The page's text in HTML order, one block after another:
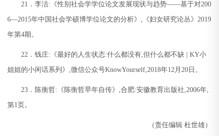
21 ．李洁: 《性别社会学学位论文发展现状与趋势——基于对200
6—2015年中国社会学硕博学位论文的分析》 , 《妇女研究论丛》 2019
年第4期。
22 ．钱庄: 《最好的人生状态:什么都没有,但什么都不缺 | KY小
姐姐的小闲话系列》 ,微信公众号KnowYourself,2018年12月 20 日。
23 ．陈衡哲: 《陈衡哲早年自传》 ,合肥:安徽教育出版社,2006年,
第1页。
（责任编辑 杜世雄）